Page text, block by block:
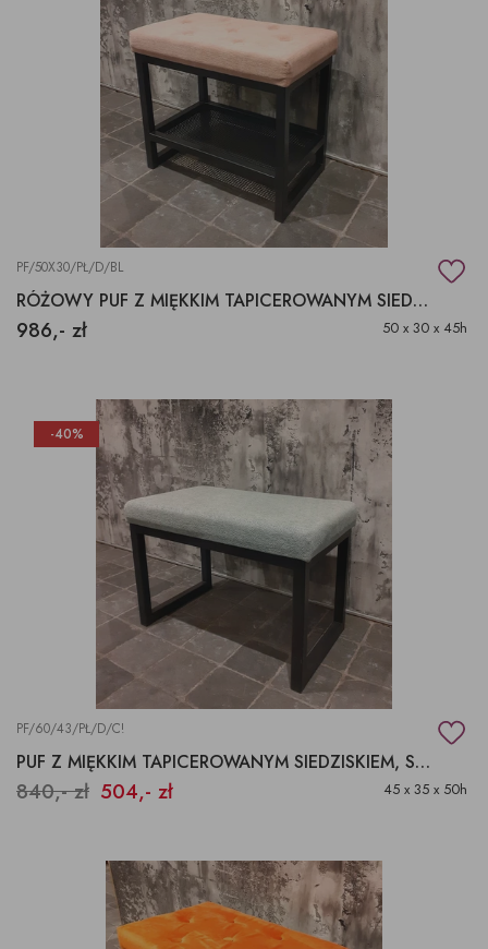
PF/50X30/PŁ/D/BL
RÓŻOWY PUF Z MIĘKKIM TAPICEROWANYM SIEDZISKIEM
986,- zł 50 x 30 x 45h
-40%
PF/60/43/PŁ/D/C!
PUF Z MIĘKKIM TAPICEROWANYM SIEDZISKIEM, STOŁEK DO TOALETKI
840,- zł 504,- zł 45 x 35 x 50h